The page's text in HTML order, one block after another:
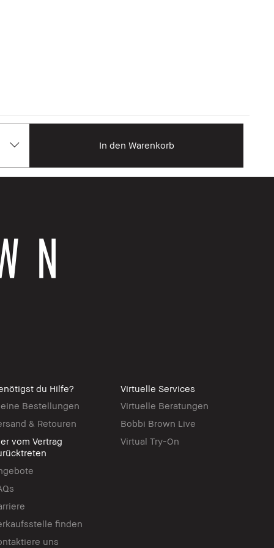
In den Warenkorb
du Hilfe?
Bestellungen
& Retouren
vom Vertrag
finden
uns
Virtuelle Services
Virtuelle Beratungen
Bobbi Brown Live
Virtual Try-On